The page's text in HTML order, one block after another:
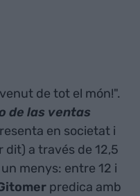
de tot el món!".
de las ventas
en societat i
dit) a través de 12,5
menys: entre 12 i
predica amb